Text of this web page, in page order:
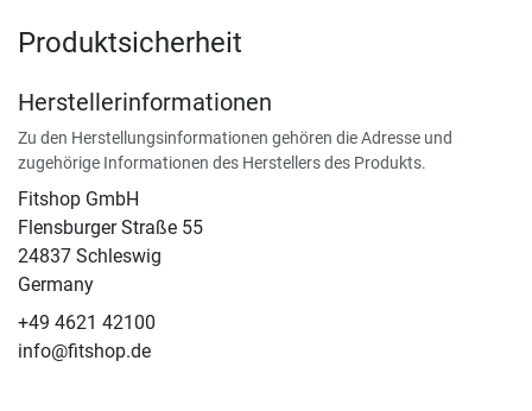
Produktsicherheit
Herstellerinformationen
Zu den Herstellungsinformationen gehören die Adresse und
zugehörige Informationen des Herstellers des Produkts.
Fitshop GmbH
Flensburger Straße 55
24837 Schleswig
Germany
+49 4621 42100
info@fitshop.de